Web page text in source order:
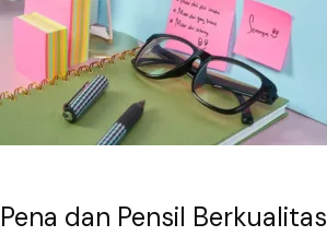
Pena dan Pensil Berkualitas